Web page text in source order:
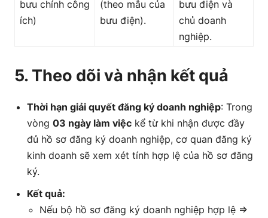
bưu chính công
ích)
(theo mẫu của
bưu điện).
bưu điện và
chủ doanh
nghiệp.
5. Theo dõi và nhận kết quả
Thời hạn giải quyết đăng ký doanh nghiệp: Trong
vòng 03 ngày làm việc kể từ khi nhận được đầy
đủ hồ sơ đăng ký doanh nghiệp, cơ quan đăng ký
kinh doanh sẽ xem xét tính hợp lệ của hồ sơ đăng
ký.
Kết quả:
Nếu bộ hồ sơ đăng ký doanh nghiệp hợp lệ =>